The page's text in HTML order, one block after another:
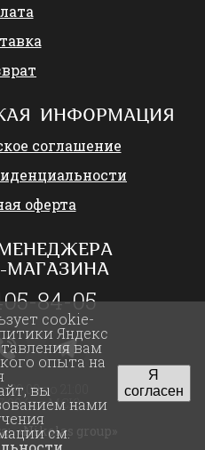
ИНФОРМАЦИЯ
соглашение
оферта
МАГАЗИНА
84-05
до 21:00
(по МСК)
«Nikolas group»
cookie-
Яндекс
вам
опыта на
вы
нами
см.
Я
согласен